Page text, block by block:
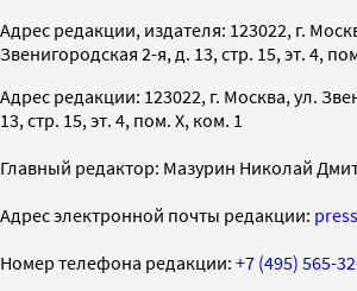
Адрес редакции, издателя: 123022, г.
Звенигородская 2-я, д. 13, стр. 15, эт. 4,
Адрес редакции: 123022, г. Москва, ул.
13, стр. 15, эт. 4, пом. X, ком. 1
Главный редактор: Мазурин Николай
Адрес электронной почты редакции:
Номер телефона редакции: +7 (495) 565-